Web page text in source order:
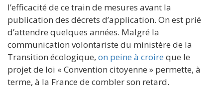
l’efficacité de ce train de mesures avant la
publication des décrets d’application. On est prié
d’attendre quelques années. Malgré la
communication volontariste du ministère de la
Transition écologique, on peine à croire que le
projet de loi « Convention citoyenne » permette, à
terme, à la France de combler son retard.